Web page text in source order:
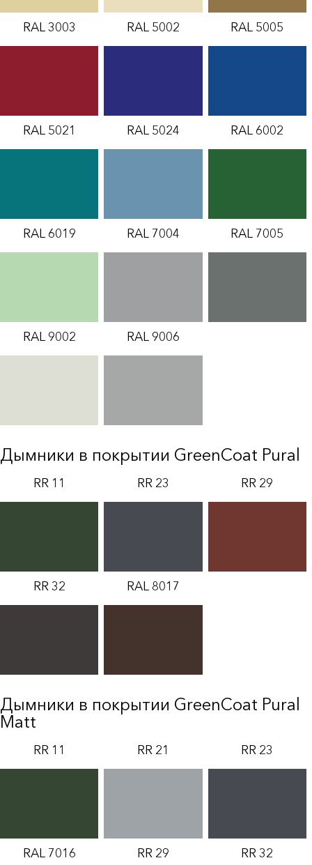
RAL 3003 RAL 5002 RAL 5005
RAL 5021 RAL 5024 RAL 6002
RAL 6019 RAL 7004 RAL 7005
RAL 9002 RAL 9006
Дымники в покрытии GreenCoat Pural
RR 11 RR 23 RR 29
RR 32 RAL 8017
Дымники в покрытии GreenCoat Pural
Matt
RR 11 RR 21 RR 23
RAL 7016 RR 29 RR 32